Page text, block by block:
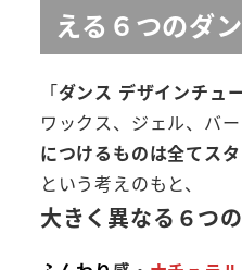
える６つのダ
「ダンス デザインチュ
ワックス、ジェル、バ
につけるものは全てス
という考えのもと、
大きく異なる６つ